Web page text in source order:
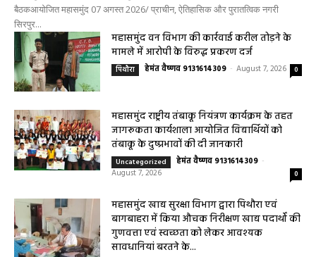
बैठकआयोजित महासमुंद 07 अगस्त 2026/ प्राचीन, ऐतिहासिक और पुरातत्विक नगरी
सिरपुर...
महासमुंद वन विभाग की कार्रवाई करील तोड़ने के
मामले में आरोपी के विरुद्ध प्रकरण दर्ज
पिथौरा हेमंत वैष्णव 9131614309 - August 7, 2026 0
महासमुंद राष्ट्रीय तंबाकू नियंत्रण कार्यक्रम के तहत
जागरूकता कार्यशाला आयोजित विद्यार्थियों को
तंबाकू के दुष्प्रभावों की दी जानकारी
Uncategorized हेमंत वैष्णव 9131614309 -
August 7, 2026
0
महासमुंद खाद्य सुरक्षा विभाग द्वारा पिथौरा एवं
बागबाहरा में किया औचक निरीक्षण खाद्य पदार्थों की
गुणवत्ता एवं स्वच्छता को लेकर आवश्यक
सावधानियां बरतने के...